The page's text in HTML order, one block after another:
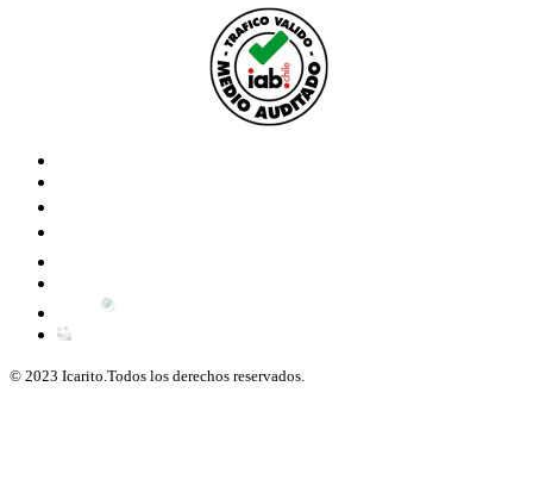
© 2023 Icarito.Todos los derechos reservados.